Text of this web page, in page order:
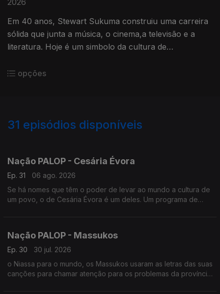
2026
Em 40 anos, Stewart Sukuma construiu uma carreira
sólida que junta a música, o cinema,a televisão e a
literatura. Hoje é um simbolo da cultura de
opções
31 episódios disponíveis
Nação PALOP - Cesária Évora
Ep. 31
06 ago. 2026
Se há nomes que têm o poder de levar ao mundo a cultura de
um povo, o de Cesária Évora é um deles. Um programa de
Nação PALOP - Massukos
Ep. 30
30 jul. 2026
o Niassa para o mundo, os Massukos usaram as letras das suas
canções para chamar atenção para os problemas da província